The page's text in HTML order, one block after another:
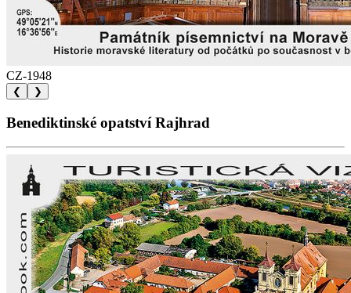
CZ-1948
❮ ❯
Benediktinské opatství Rajhrad